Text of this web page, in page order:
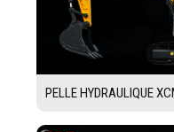
PELLE HYDRAULIQUE